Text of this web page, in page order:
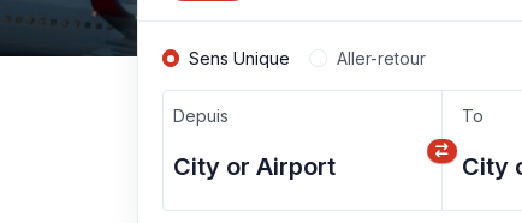
Sens Unique Aller-retour
Depuis To